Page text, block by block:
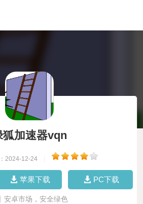
狐加速器vqn
2024-12-24
苹果下载 PC下载
安卓市场，安全绿色